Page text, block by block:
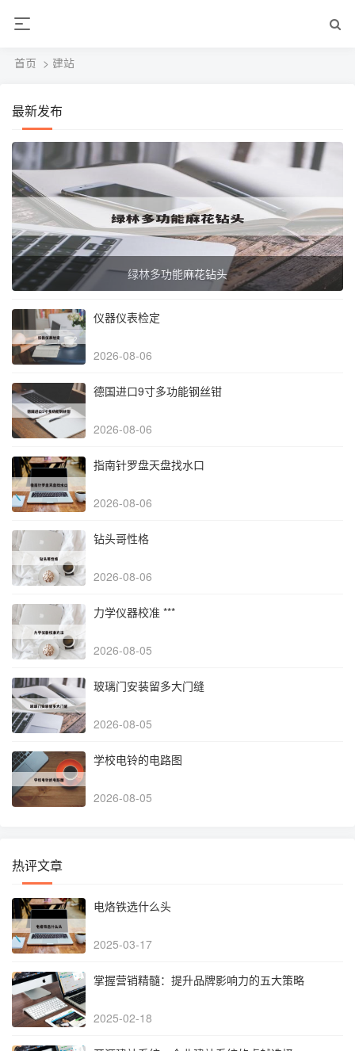
首页 > 建站
最新发布
绿林多功能麻花钻头
仪器仪表检定
2026-08-06
德国进口9寸多功能钢丝钳
2026-08-06
指南针罗盘天盘找水口
2026-08-06
钻头哥性格
2026-08-06
力学仪器校准 ***
2026-08-05
玻璃门安装留多大门缝
2026-08-05
学校电铃的电路图
2026-08-05
热评文章
电烙铁选什么头
2025-03-17
掌握营销精髓：提升品牌影响力的五大策略
2025-02-18